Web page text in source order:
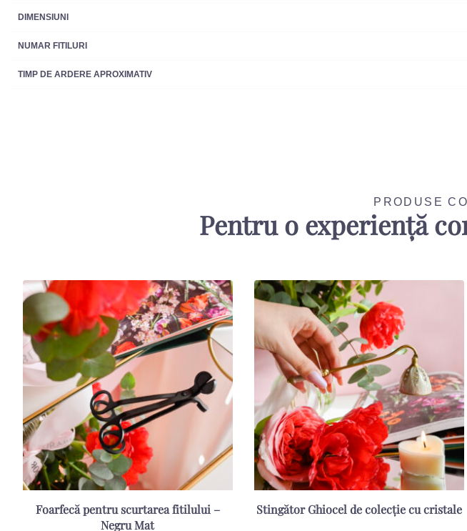
DIMENSIUNI
NUMAR FITILURI
TIMP DE ARDERE APROXIMATIV
PRODUSE
Pentru o experiență
Foarfecă pentru scurtarea fitilului –
Negru Mat
Stingător Ghiocel de colecție cu cristale